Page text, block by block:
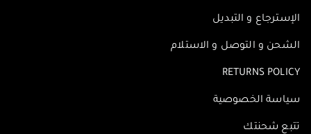
الإسترجاع و التبديل
الشحن و التوصل و الاستلام
RETURNS POLICY
سياسة الخصوصية
تتبع شحنتك